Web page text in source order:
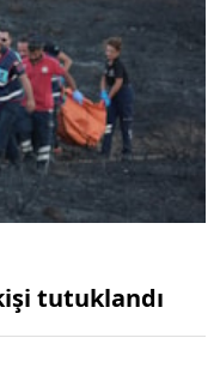
tutuklandı